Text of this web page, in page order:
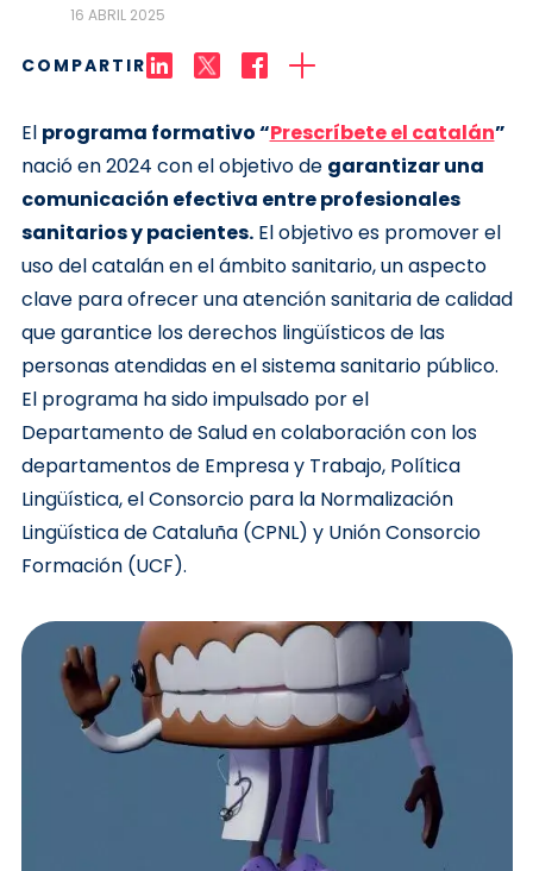
16 ABRIL 2025
COMPARTIR
El programa formativo “Prescríbete el catalán”
nació en 2024 con el objetivo de garantizar una
comunicación efectiva entre profesionales
sanitarios y pacientes.El objetivo es promover el
uso del catalán en el ámbito sanitario, un aspecto
clave para ofrecer una atención sanitaria de calidad
que garantice los derechos lingüísticos de las
personas atendidas en el sistema sanitario público.
El programa ha sido impulsado por el
Departamento de Salud en colaboración con los
departamentos de Empresa y Trabajo, Política
Lingüística, el Consorcio para la Normalización
Lingüística de Cataluña (CPNL) y Unión Consorcio
Formación (UCF).